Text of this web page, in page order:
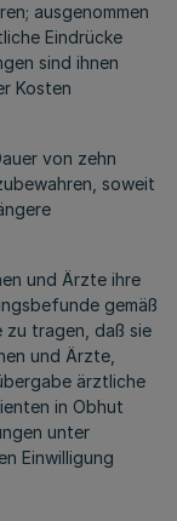
ausgenommen
Eindrücke
sind ihnen
Kosten
von zehn
soweit
und Ärzte ihre
gemäß
tragen, daß sie
und Ärzte,
ärztliche
in Obhut
unter
Einwilligung